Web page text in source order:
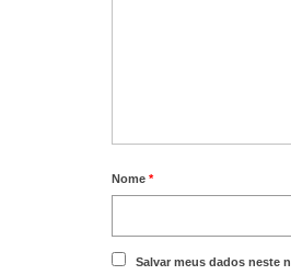
Nome *
Salvar meus dados neste